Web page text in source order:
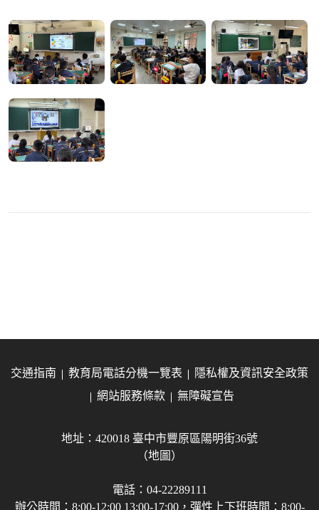
交通指南 教育局電話分機一覽表
隱私權及資訊安全政策
網站服務條款
無障礙宣告
地址：420018 臺中市豐原區陽明街36號
（地圖）
電話：04-22289111
辦公時間：8:00-12:00 13:00-17:00，彈性上下班時間：8:00-